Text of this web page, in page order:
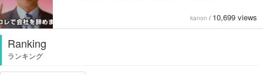
kanon / 10,699 views
Ranking
ランキング